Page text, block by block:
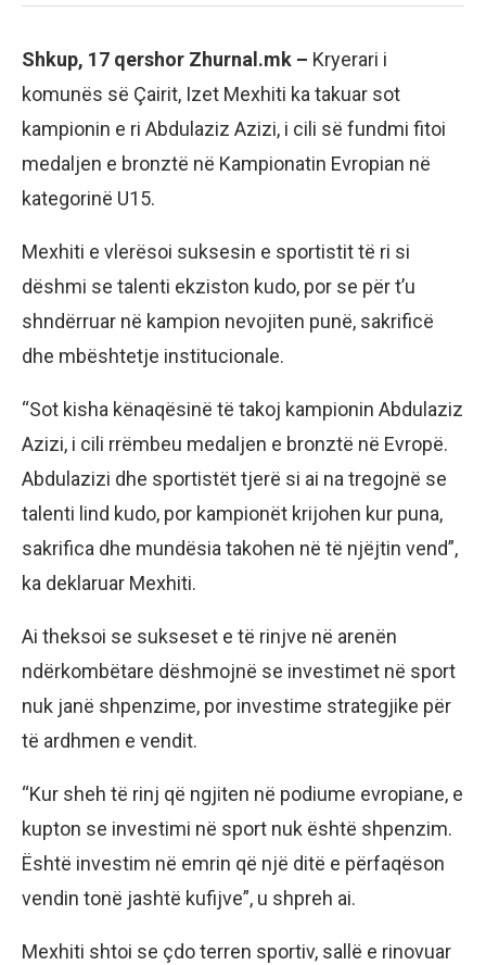
Shkup, 17 qershor Zhurnal.mk – Kryerari i
komunës së Çairit, Izet Mexhiti ka takuar sot
kampionin e ri Abdulaziz Azizi, i cili së fundmi fitoi
medaljen e bronztë në Kampionatin Evropian në
kategorinë U15.
Mexhiti e vlerësoi suksesin e sportistit të ri si
dëshmi se talenti ekziston kudo, por se për t’u
shndërruar në kampion nevojiten punë, sakrificë
dhe mbështetje institucionale.
“Sot kisha kënaqësinë të takoj kampionin Abdulaziz
Azizi, i cili rrëmbeu medaljen e bronztë në Evropë.
Abdulazizi dhe sportistët tjerë si ai na tregojnë se
talenti lind kudo, por kampionët krijohen kur puna,
sakrifica dhe mundësia takohen në të njëjtin vend”,
ka deklaruar Mexhiti.
Ai theksoi se sukseset e të rinjve në arenën
ndërkombëtare dëshmojnë se investimet në sport
nuk janë shpenzime, por investime strategjike për
të ardhmen e vendit.
“Kur sheh të rinj që ngjiten në podiume evropiane, e
kupton se investimi në sport nuk është shpenzim.
Është investim në emrin që një ditë e përfaqëson
vendin tonë jashtë kufijve”, u shpreh ai.
Mexhiti shtoi se çdo terren sportiv, sallë e rinovuar